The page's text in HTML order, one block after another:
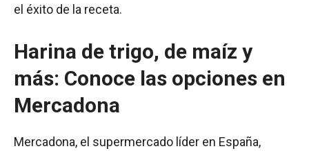
el éxito de la receta.
Harina de trigo, de maíz y
más: Conoce las opciones en
Mercadona
Mercadona, el supermercado líder en España,